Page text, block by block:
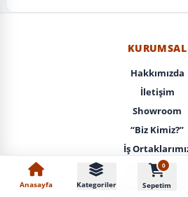
KURUMSAL
Hakkımızda
İletişim
Showroom
“Biz Kimiz?”
İş
KVKK / Gizlilik
Mesafeli Satış
Anasayfa Kategoriler
0
Sepetim